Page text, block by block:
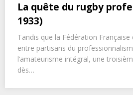
La quête du rugby
1933)
Tandis que la Fédération Française
entre partisans du
l’amateurisme intégral, une
dès…